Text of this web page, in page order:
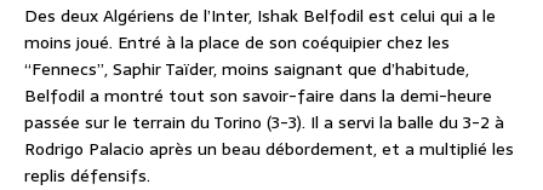
Des deux Algériens de l’Inter, Ishak Belfodil est celui qui a le
moins joué. Entré à la place de son coéquipier chez les
“Fennecs”, Saphir Taïder, moins saignant que d’habitude,
Belfodil a montré tout son savoir-faire dans la demi-heure
passée sur le terrain du Torino (3-3). Il a servi la balle du 3-2 à
Rodrigo Palacio après un beau débordement, et a multiplié les
replis défensifs.